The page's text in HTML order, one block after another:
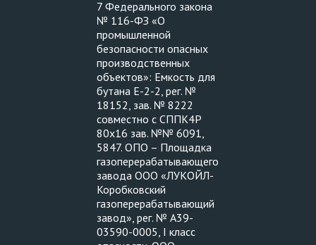
7 Федерального закона
№ 116-ФЗ «О
промышленной
безопасности опасных
производственных
объектов»: Емкость для
бутана Е-2-2, рег. №
18152, зав. № 8222
совместно с СППК4Р
80х16 зав. №№ 6091,
5847. ОПО – Площадка
газоперерабатывающего
завода ООО «ЛУКОЙЛ-
Коробковский
газоперерабатывающий
завод», рег. № А39-
03590-0005, I класс